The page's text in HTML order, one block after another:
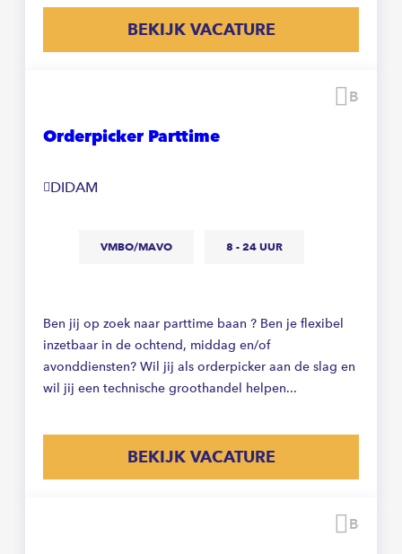
BEKIJK VACATURE
Orderpicker Parttime
DIDAM
VMBO/MAVO 8 - 24 UUR
Ben jij op zoek naar parttime baan ? Ben je flexibel
inzetbaar in de ochtend, middag en/of
avonddiensten? Wil jij als orderpicker aan de slag en
wil jij een technische groothandel helpen...
BEKIJK VACATURE